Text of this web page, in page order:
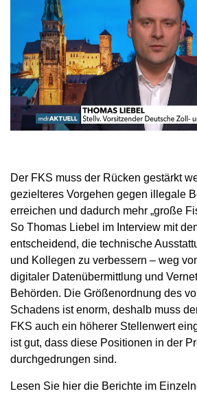
Der FKS muss der Rücken gestärkt
gezielteres Vorgehen gegen illegale
erreichen und dadurch mehr „große
So Thomas Liebel im Interview mit
entscheidend, die technische
und Kollegen zu verbessern – weg
digitaler Datenübermittlung und
Behörden. Die Größenordnung des
Schadens ist enorm, deshalb muss
FKS auch ein höherer Stellenwert
ist gut, dass diese Positionen in der
durchgedrungen sind.
Lesen Sie hier die Berichte im